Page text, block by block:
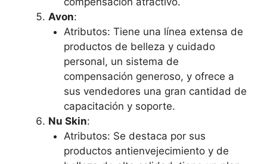
Avon:
Atributos: Tiene una línea extensa de
productos de belleza y cuidado
personal, un sistema de
compensación generoso, y ofrece a
sus vendedores una gran cantidad de
capacitación y soporte.
Nu Skin:
Atributos: Se destaca por sus
productos antienvejecimiento y de